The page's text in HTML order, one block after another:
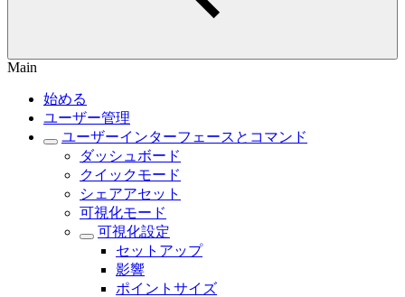
Main
始める
ユーザー管理
ユーザーインターフェースとコマンド
ダッシュボード
クイックモード
シェアアセット
可視化モード
可視化設定
セットアップ
影響
ポイントサイズ